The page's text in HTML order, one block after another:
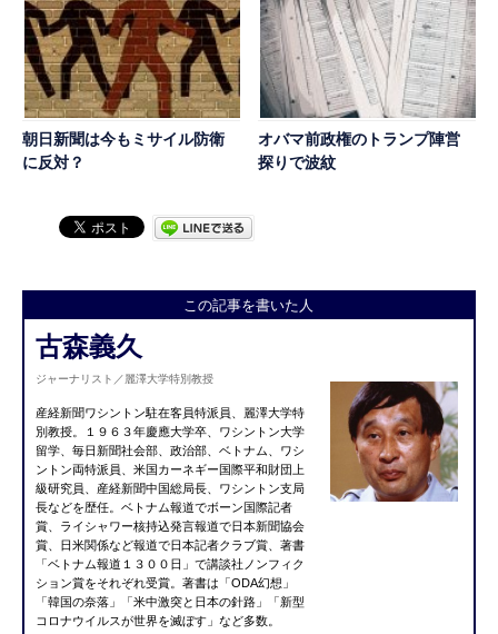
朝日新聞は今もミサイル防衛
に反対？
オバマ前政権のトランプ陣営
探りで波紋
この記事を書いた人
古森義久
ジャーナリスト／麗澤大学特別教授
産経新聞ワシントン駐在客員特派員、麗澤大学特
別教授。１９６３年慶應大学卒、ワシントン大学
留学、毎日新聞社会部、政治部、ベトナム、ワシ
ントン両特派員、米国カーネギー国際平和財団上
級研究員、産経新聞中国総局長、ワシントン支局
長などを歴任。ベトナム報道でボーン国際記者
賞、ライシャワー核持込発言報道で日本新聞協会
賞、日米関係など報道で日本記者クラブ賞、著書
「ベトナム報道１３００日」で講談社ノンフィク
ション賞をそれぞれ受賞。著書は「ODA幻想」
「韓国の奈落」「米中激突と日本の針路」「新型
コロナウイルスが世界を滅ぼす」など多数。